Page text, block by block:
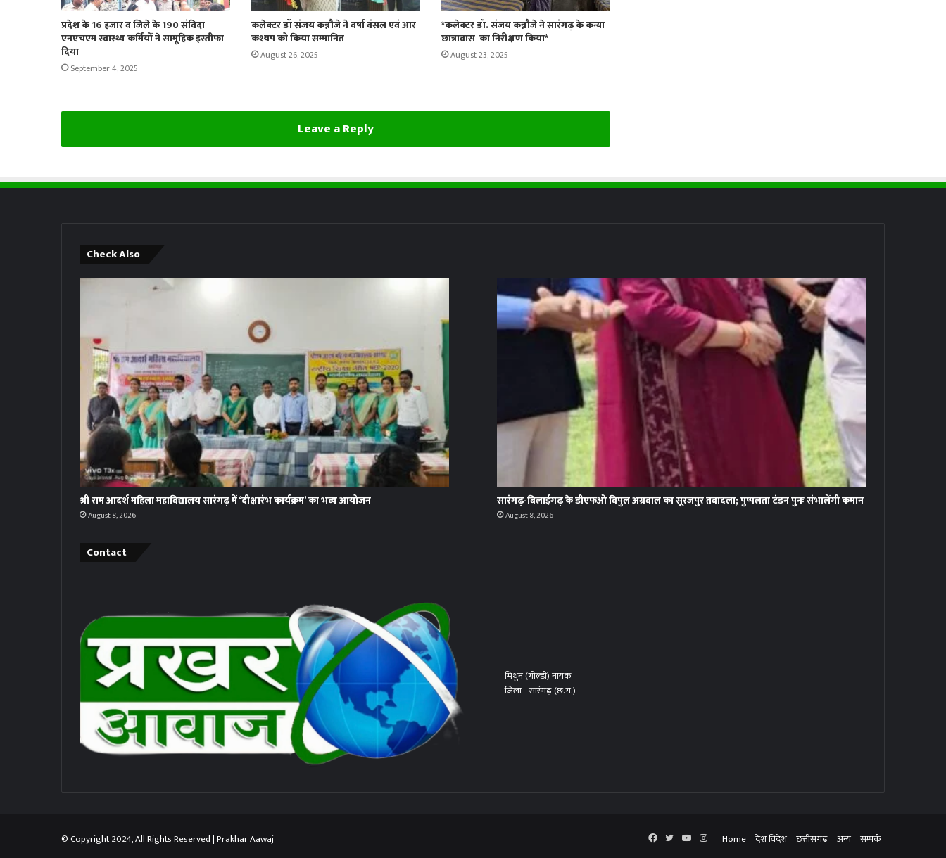
प्रदेश के 16 हजार व जिले के 190 संविदा
एनएचएम स्वास्थ्य कर्मियों ने सामूहिक इस्तीफा
दिया
September 4, 2025
कलेक्टर डॉ संजय कन्नौजे ने वर्षा बंसल एवं आर
कश्यप को किया सम्मानित
August 26, 2025
*कलेक्टर डॉ. संजय कन्नौजे ने सारंगढ़ के कन्या
छात्रावास का निरीक्षण किया*
August 23, 2025
Leave a Reply
Check Also
श्री राम आदर्श महिला महाविद्यालय सारंगढ़ में ‘दीक्षारंभ कार्यक्रम’ का भव्य आयोजन
August 8, 2026
सारंगढ़-बिलाईगढ़ के डीएफओ विपुल अग्रवाल का सूरजपुर तबादला; पुष्पलता टंडन पुनः संभालेंगी कमान
August 8, 2026
Contact
मिथुन (गोल्डी) नायक
जिला - सारंगढ़ (छ.ग.)
© Copyright 2024, All Rights Reserved | Prakhar Aawaj Home देश विदेश छत्तीसगढ़ अन्य सम्पर्क
Facebook
TwitterYouTubeInstagram